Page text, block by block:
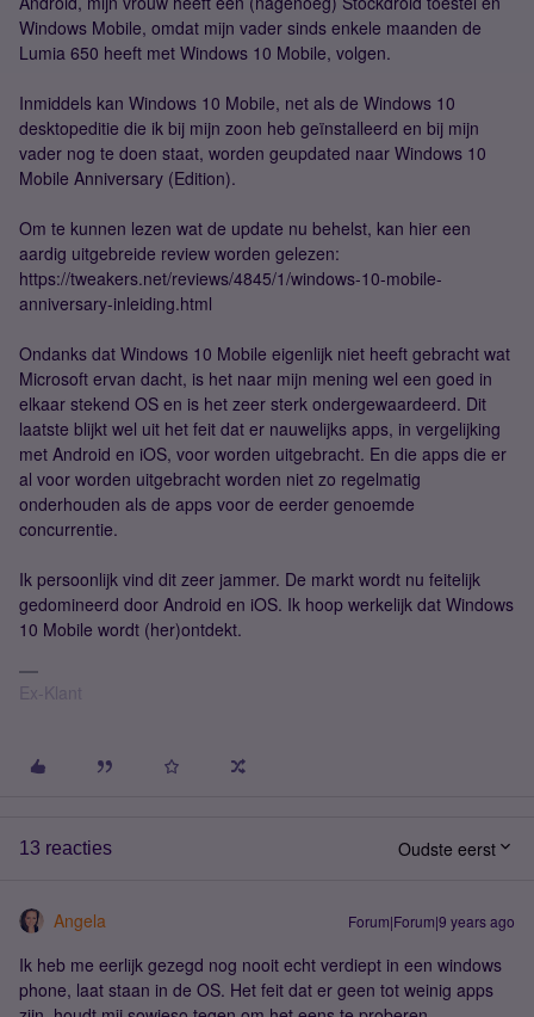
Windows Mobile, omdat mijn vader sinds enkele maanden de
Lumia 650 heeft met Windows 10 Mobile, volgen.
Inmiddels kan Windows 10 Mobile, net als de Windows 10
desktopeditie die ik bij mijn zoon heb geïnstalleerd en bij mijn
vader nog te doen staat, worden geupdated naar Windows 10
Mobile Anniversary (Edition).
Om te kunnen lezen wat de update nu behelst, kan hier een
aardig uitgebreide review worden gelezen:
https://tweakers.net/reviews/4845/1/windows-10-mobile-
anniversary-inleiding.html
Ondanks dat Windows 10 Mobile eigenlijk niet heeft gebracht wat
Microsoft ervan dacht, is het naar mijn mening wel een goed in
elkaar stekend OS en is het zeer sterk ondergewaardeerd. Dit
laatste blijkt wel uit het feit dat er nauwelijks apps, in vergelijking
met Android en iOS, voor worden uitgebracht. En die apps die er
al voor worden uitgebracht worden niet zo regelmatig
onderhouden als de apps voor de eerder genoemde
concurrentie.
Ik persoonlijk vind dit zeer jammer. De markt wordt nu feitelijk
gedomineerd door Android en iOS. Ik hoop werkelijk dat Windows
10 Mobile wordt (her)ontdekt.
Ex-Klant
13 reacties Oudste eerst
Angela Forum|Forum|9 years ago
Ik heb me eerlijk gezegd nog nooit echt verdiept in een windows
phone, laat staan in de OS. Het feit dat er geen tot weinig apps